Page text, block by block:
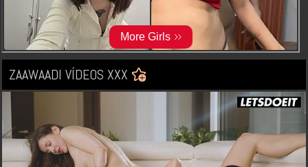
ZAAWAADI VÍDEOS XXX